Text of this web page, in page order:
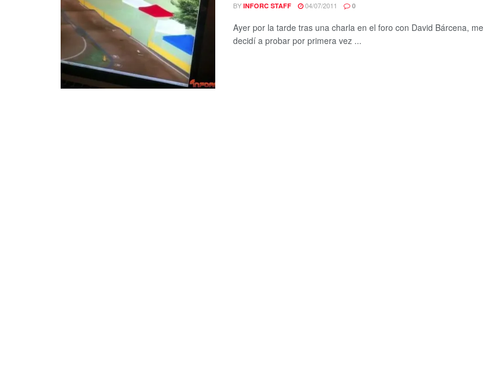
BY INFORC STAFF 04/07/2011 0
Ayer por la tarde tras una charla en el foro con David Bárcena, me
decidí a probar por primera vez ...